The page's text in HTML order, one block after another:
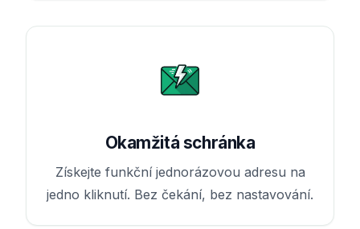
Okamžitá schránka
Získejte funkční jednorázovou adresu na
jedno kliknutí. Bez čekání, bez nastavování.